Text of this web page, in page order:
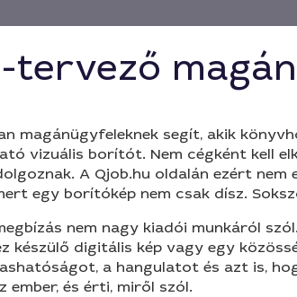
tervező
magánügyfeleknek segít, akik
vizuális borítót. Nem cégként kell
A Qjob.hu oldalán ezért
egy borítókép nem csak dísz.
nem nagy kiadói munkáról
készülő digitális kép vagy egy
a hangulatot és azt is,
ember, és érti, miről szól.